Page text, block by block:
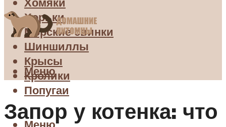
Хорьки
Морские свинки
Шиншиллы
Крысы
Кролики
Попугаи
Меню
Запор у котенка: что